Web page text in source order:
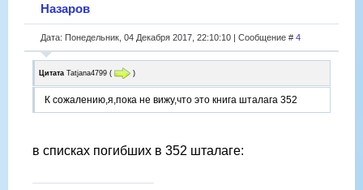
Назаров
Дата: Понедельник, 04 Декабря 2017, 22:10:10 | Сообщение # 4
Цитата Tatjana4799 ( )
К сожалению,я,пока не вижу,что это книга шталага 352
в списках погибших в 352 шталаге: